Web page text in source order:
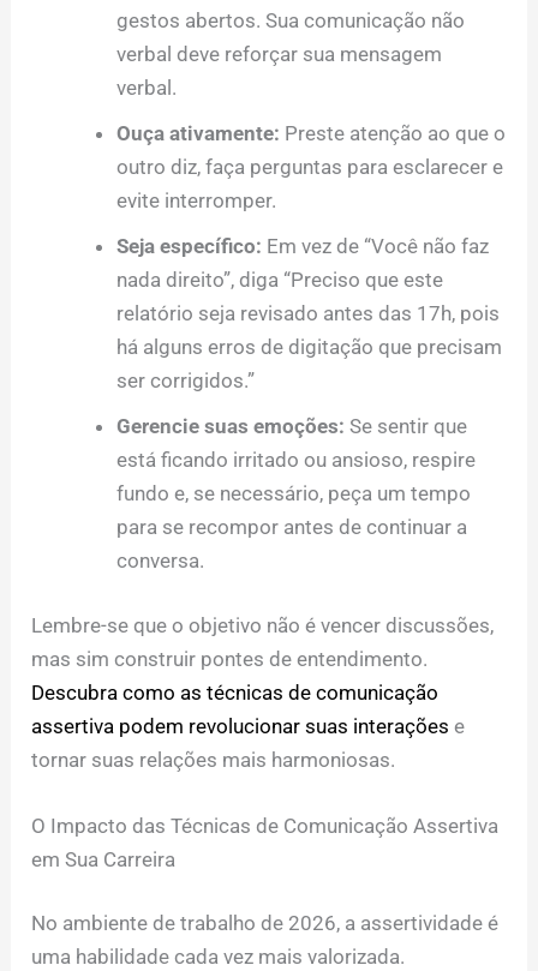
gestos abertos. Sua comunicação não
verbal deve reforçar sua mensagem
verbal.
Ouça ativamente: Preste atenção ao que o
outro diz, faça perguntas para esclarecer e
evite interromper.
Seja específico: Em vez de “Você não faz
nada direito”, diga “Preciso que este
relatório seja revisado antes das 17h, pois
há alguns erros de digitação que precisam
ser corrigidos.”
Gerencie suas emoções: Se sentir que
está ficando irritado ou ansioso, respire
fundo e, se necessário, peça um tempo
para se recompor antes de continuar a
conversa.
Lembre-se que o objetivo não é vencer discussões,
mas sim construir pontes de entendimento.
Descubra como as técnicas de comunicação
assertiva podem revolucionar suas interações e
tornar suas relações mais harmoniosas.
O Impacto das Técnicas de Comunicação Assertiva
em Sua Carreira
No ambiente de trabalho de 2026, a assertividade é
uma habilidade cada vez mais valorizada.